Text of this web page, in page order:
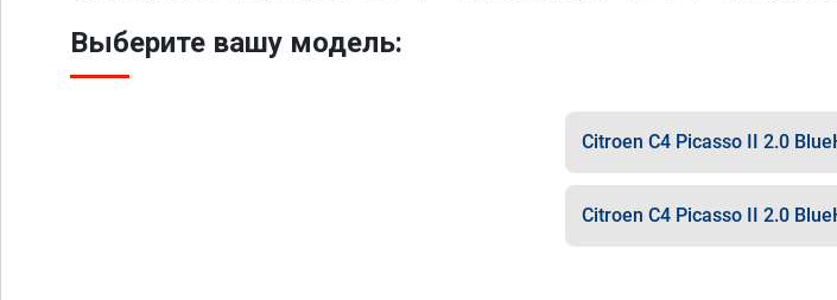
Выберите вашу модель:
Citroen C4 Picasso II 2.0
Citroen C4 Picasso II 2.0